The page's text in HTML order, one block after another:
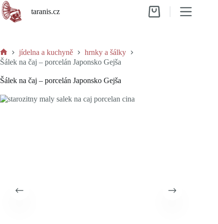
Skip
to
content
taranis.cz
Shopping
Home
jídelna a kuchyně
hrnky a šálky
Šálek na čaj – porcelán Japonsko Gejša
Šálek na čaj – porcelán Japonsko Gejša